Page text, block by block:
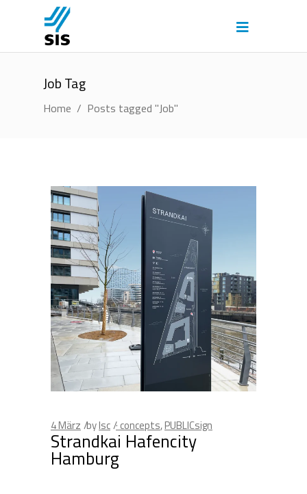
Job Tag
Home / Posts tagged "Job"
4März bylsc · concepts,PUBLICsign
Strandkai Hafencity
Hamburg